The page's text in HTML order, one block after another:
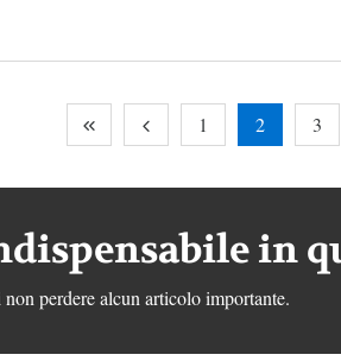
1 2 3
in
perdere alcun articolo importante.